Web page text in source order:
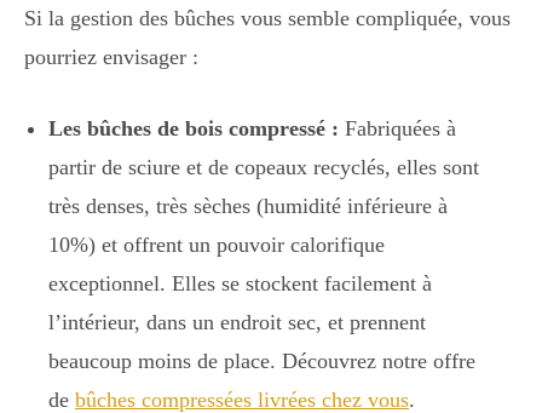
Si la gestion des bûches vous semble compliquée, vous
pourriez envisager :
Les bûches de bois compressé : Fabriquées à
partir de sciure et de copeaux recyclés, elles sont
très denses, très sèches (humidité inférieure à
10%) et offrent un pouvoir calorifique
exceptionnel. Elles se stockent facilement à
l’intérieur, dans un endroit sec, et prennent
beaucoup moins de place. Découvrez notre offre
de bûches compressées livrées chez vous.